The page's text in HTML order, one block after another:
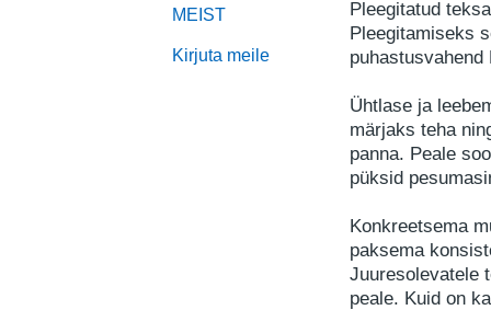
MEIST
Kirjuta meile
Pleegitatud
Pleegitamiseks
puhastusvahend
Ühtlase ja
märjaks teha
panna. Peale
püksid
Konkreetsema
paksema
Juuresolevatele
peale. Kuid on